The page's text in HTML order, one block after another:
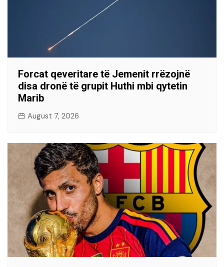
Forcat qeveritare të Jemenit rrëzojnë
disa dronë të grupit Huthi mbi qytetin
Marib
August 7, 2026